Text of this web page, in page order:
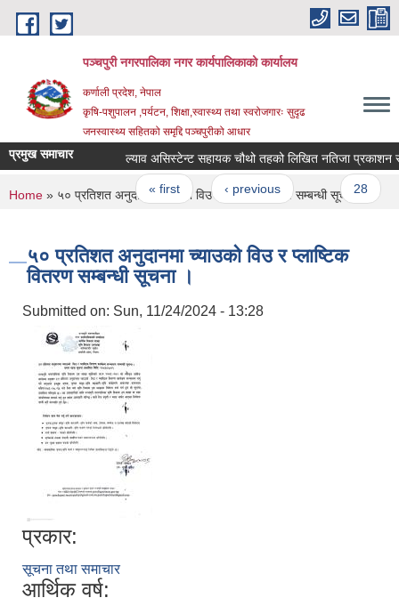
Skip to main content
पञ्चपुरी नगरपालिका नगर कार्यपालिकाको कार्यालय
कर्णाली प्रदेश, नेपाल
कृषि-पशुपालन ,पर्यटन, शिक्षा,स्वास्थ्य तथा स्वरोजगारः सुदृढ
जनस्वास्थ्य सहितको समृद्दि पञ्चपुरीको आधार
प्रमुख समाचार ल्याव असिस्टेन्ट सहायक चौथो तहको लिखित नतिजा प्रकाशन
Pages
« first ‹ previous … 28
You are here
Home » ५० प्रतिशत अनुदानमा च्याउको विउ र प्लाष्टिक वितरण सम्बन्धी सूचना ।
५० प्रतिशत अनुदानमा च्याउको विउ र प्लाष्टिक
वितरण सम्बन्धी सूचना ।
Submitted on: Sun, 11/24/2024 - 13:28
प्रकार:
सूचना तथा समाचार
आर्थिक वर्ष: